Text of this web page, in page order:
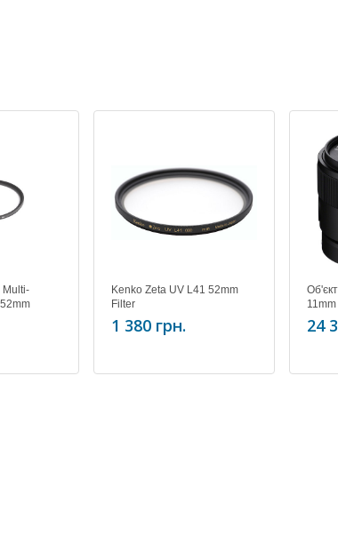
Multi-
Kenko Zeta UV L41 52mm
Filter
1 380 грн. 24